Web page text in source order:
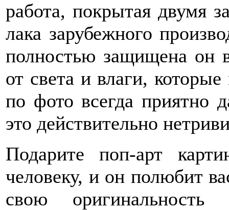
работа, покрытая двумя
лака зарубежного
полностью защищена он
от света и влаги,
по фото всегда приятно
это действительно
Подарите поп-арт
человеку, и он полюбит
свою